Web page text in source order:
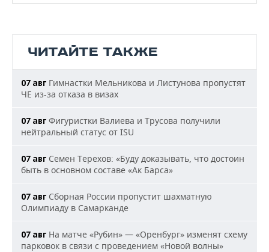
ЧИТАЙТЕ ТАКЖЕ
07 авг Гимнастки Мельникова и Листунова пропустят
ЧЕ из-за отказа в визах
07 авг Фигуристки Валиева и Трусова получили
нейтральный статус от ISU
07 авг Семен Терехов: «Буду доказывать, что достоин
быть в основном составе «Ак Барса»
07 авг Сборная России пропустит шахматную
Олимпиаду в Самарканде
07 авг На матче «Рубин» — «Оренбург» изменят схему
парковок в связи с проведением «Новой волны»